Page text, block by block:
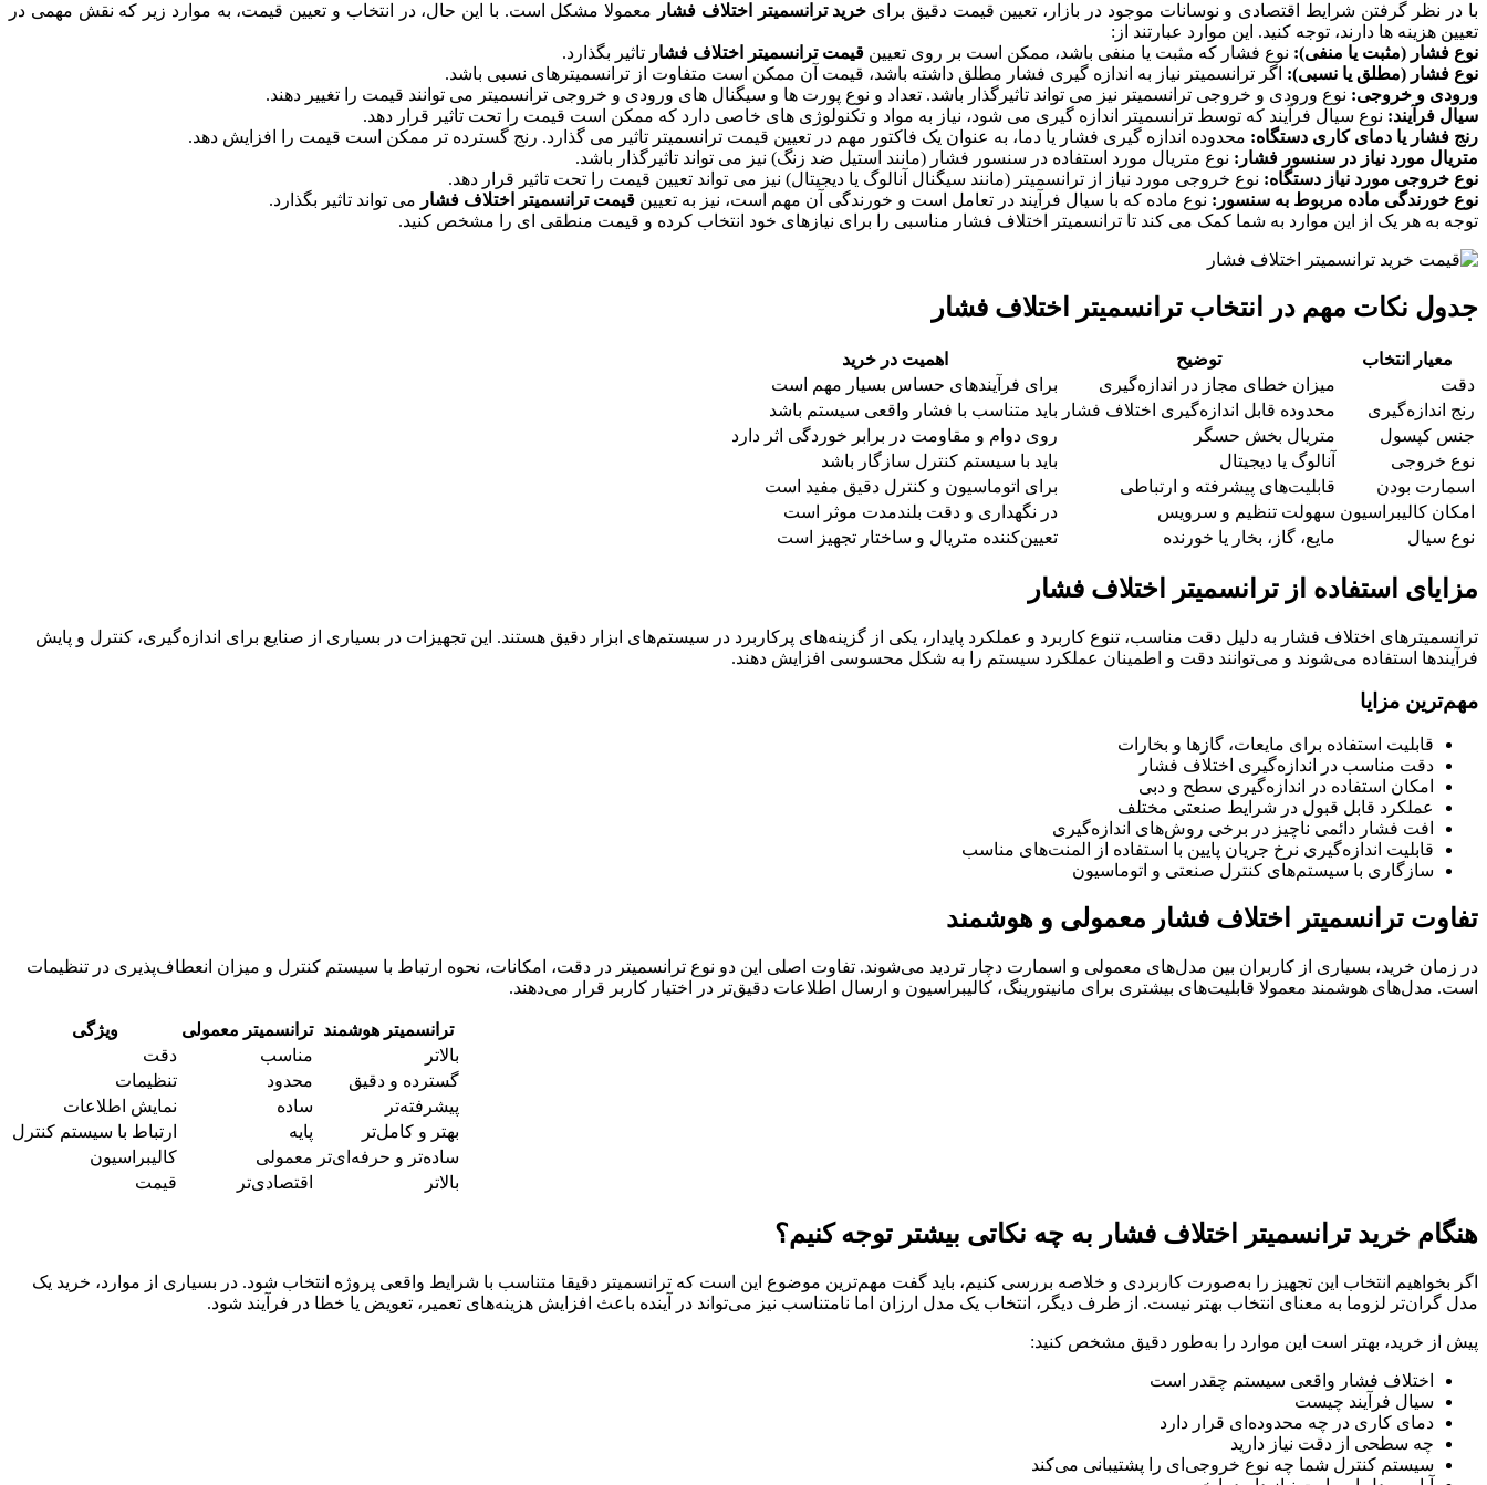
با در نظر گرفتن شرایط اقتصادی و نوسانات موجود در بازار، تعیین قیمت دقیق برای خرید ترانسمیتر اختلاف فشار
معمولا مشکل است. با این حال، در انتخاب و تعیین قیمت، به موارد زیر که نقش مهمی در
تعیین هزینه‌ ها دارند، توجه کنید. این موارد عبارتند از:
نوع فشار (مثبت یا منفی): نوع فشار که مثبت یا منفی باشد، ممکن است بر روی تعیین قیمت ترانسمیتر اختلاف فشار تاثیر بگذارد.
نوع فشار (مطلق یا نسبی): اگر ترانسمیتر نیاز به اندازه ‌گیری فشار مطلق داشته باشد، قیمت آن ممکن است متفاوت از ترانسمیترهای نسبی باشد.
ورودی و خروجی: نوع ورودی و خروجی ترانسمیتر نیز می‌ تواند تاثیرگذار باشد. تعداد و نوع پورت ‌ها و سیگنال‌ های ورودی و خروجی ترانسمیتر می‌ توانند قیمت را تغییر دهند.
سیال فرآیند: نوع سیال فرآیند که توسط ترانسمیتر اندازه ‌گیری می ‌شود، نیاز به مواد و تکنولوژی ‌های خاصی دارد که ممکن است قیمت را تحت تاثیر قرار دهد.
رنج فشار یا دمای کاری دستگاه: محدوده اندازه ‌گیری فشار یا دما، به عنوان یک فاکتور مهم در تعیین قیمت ترانسمیتر تاثیر می‌ گذارد. رنج گسترده ‌تر ممکن است قیمت را افزایش دهد.
متریال مورد نیاز در سنسور فشار: نوع متریال مورد استفاده در سنسور فشار (مانند استیل ضد زنگ) نیز می‌ تواند تاثیرگذار باشد.
نوع خروجی مورد نیاز دستگاه: نوع خروجی مورد نیاز از ترانسمیتر (مانند سیگنال آنالوگ یا دیجیتال) نیز می ‌تواند تعیین قیمت را تحت تاثیر قرار دهد.
نوع خورندگی ماده مربوط به سنسور: نوع ماده که با سیال فرآیند در تعامل است و خورندگی آن مهم است، نیز به تعیین قیمت ترانسمیتر اختلاف فشار می‌ تواند تاثیر بگذارد.
توجه به هر یک از این موارد به شما کمک می ‌کند تا ترانسمیتر اختلاف فشار مناسبی را برای نیازهای خود انتخاب کرده و قیمت منطقی ‌ای را مشخص کنید.
جدول نکات مهم در انتخاب ترانسمیتر اختلاف فشار
معیار انتخاب توضیح
اهمیت در خرید
دقت
میزان خطای مجاز در اندازه‌گیری
برای فرآیندهای حساس بسیار مهم است
رنج اندازه‌گیری
محدوده قابل اندازه‌گیری اختلاف فشار باید متناسب با فشار واقعی سیستم باشد
جنس کپسول
متریال بخش حسگر
روی دوام و مقاومت در برابر خوردگی اثر دارد
نوع خروجی
آنالوگ یا دیجیتال
باید با سیستم کنترل سازگار باشد
اسمارت بودن
قابلیت‌های پیشرفته و ارتباطی
برای اتوماسیون و کنترل دقیق مفید است
امکان کالیبراسیون سهولت تنظیم و سرویس
در نگهداری و دقت بلندمدت موثر است
نوع سیال
مایع، گاز، بخار یا خورنده تعیین‌کننده متریال و ساختار تجهیز است
مزایای استفاده از ترانسمیتر اختلاف فشار
ترانسمیترهای اختلاف فشار به دلیل دقت مناسب، تنوع کاربرد و عملکرد پایدار، یکی از گزینه‌های پرکاربرد در سیستم‌های ابزار دقیق هستند. این تجهیزات در بسیاری از صنایع برای اندازه‌گیری، کنترل و پایش
فرآیندها استفاده می‌شوند و می‌توانند دقت و اطمینان عملکرد سیستم را به شکل محسوسی افزایش دهند.
مهم‌ترین مزایا
قابلیت استفاده برای مایعات، گازها و بخارات
دقت مناسب در اندازه‌گیری اختلاف فشار
امکان استفاده در اندازه‌گیری سطح و دبی
عملکرد قابل قبول در شرایط صنعتی مختلف
افت فشار دائمی ناچیز در برخی روش‌های اندازه‌گیری
قابلیت اندازه‌گیری نرخ جریان پایین با استفاده از المنت‌های مناسب
سازگاری با سیستم‌های کنترل صنعتی و اتوماسیون
تفاوت ترانسمیتر اختلاف فشار معمولی و هوشمند
در زمان خرید، بسیاری از کاربران بین مدل‌های معمولی و اسمارت دچار تردید می‌شوند. تفاوت اصلی این دو نوع ترانسمیتر در دقت، امکانات، نحوه ارتباط با سیستم کنترل و میزان انعطاف‌پذیری در تنظیمات
است. مدل‌های هوشمند معمولا قابلیت‌های بیشتری برای مانیتورینگ، کالیبراسیون و ارسال اطلاعات دقیق‌تر در اختیار کاربر قرار می‌دهند.
ویژگی ترانسمیتر معمولی ترانسمیتر هوشمند
دقت
مناسب
بالاتر
تنظیمات
محدود
گسترده و دقیق
نمایش اطلاعات
ساده
پیشرفته‌تر
ارتباط با سیستم کنترل
پایه
بهتر و کامل‌تر
کالیبراسیون
معمولی ساده‌تر و حرفه‌ای‌تر
قیمت
اقتصادی‌تر بالاتر
هنگام خرید ترانسمیتر اختلاف فشار به چه نکاتی بیشتر توجه کنیم؟
اگر بخواهیم انتخاب این تجهیز را به‌صورت کاربردی و خلاصه بررسی کنیم، باید گفت مهم‌ترین موضوع این است که ترانسمیتر دقیقا متناسب با شرایط واقعی پروژه انتخاب شود. در بسیاری از موارد، خرید یک
مدل گران‌تر لزوما به معنای انتخاب بهتر نیست. از طرف دیگر، انتخاب یک مدل ارزان اما نامتناسب نیز می‌تواند در آینده باعث افزایش هزینه‌های تعمیر، تعویض یا خطا در فرآیند شود.
پیش از خرید، بهتر است این موارد را به‌طور دقیق مشخص کنید:
اختلاف فشار واقعی سیستم چقدر است
سیال فرآیند چیست
دمای کاری در چه محدوده‌ای قرار دارد
چه سطحی از دقت نیاز دارید
سیستم کنترل شما چه نوع خروجی‌ای را پشتیبانی می‌کند